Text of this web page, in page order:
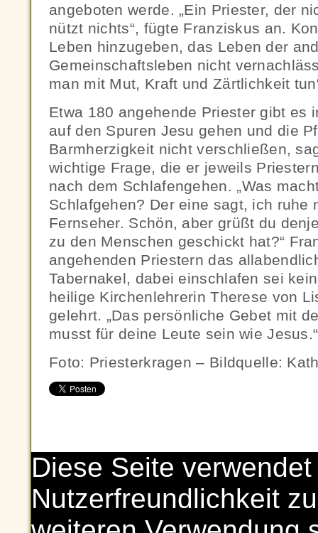
angeboten werde. „Ein Priester, der
nützt nichts“, fügte Franziskus an.
Leben hinzugeben, das Leben der
Gemeinschaftsleben nicht
man mit Mut, Kraft und Zärtlichkeit
Etwa 180 angehende Priester gibt es
auf den Spuren Jesu gehen und die
Barmherzigkeit nicht verschließen,
wichtige Frage, die er jeweils
nach dem Schlafengehen. „Was
Schlafgehen? Der eine sagt, ich ruhe
Fernseher. Schön, aber grüßt du
zu den Menschen geschickt hat?“
angehenden Priestern das
Tabernakel, dabei einschlafen sei
heilige Kirchenlehrerin Therese von
gelehrt. „Das persönliche Gebet mit
musst für deine Leute sein wie Jesus.“
Foto: Priesterkragen – Bildquelle:
Diese Seite
Nutzerfreundlichkeit